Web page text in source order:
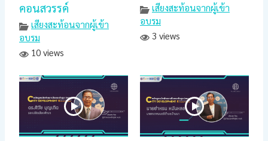
คอนสวรรค์
เสียงสะท้อนจากผู้เข้า
อบรม
10 views
เสียงสะท้อนจากผู้เข้า
อบรม
3 views